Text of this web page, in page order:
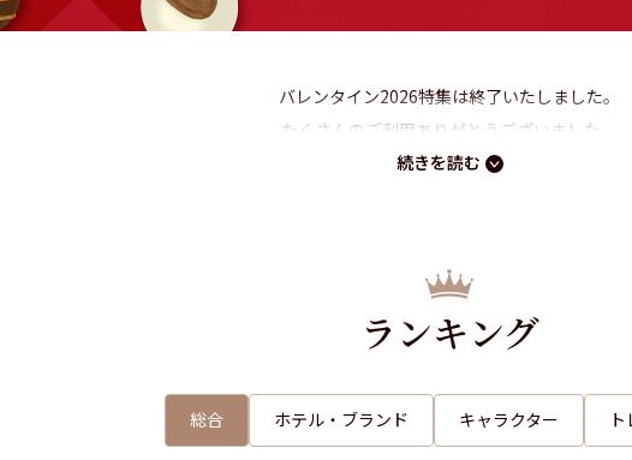
バレンタイン2026特集は終了いたしました。
たくさんのご利用ありがとうございました。
デザインと特別なコラボレーションで話題になるキャラクターチョコなど大切な
軽に贈れる友チョコや義理チョコまで、あらゆるシーンに対応するバレンタイン
イトーヨーカドーネット通販のバレンタイン2026特集で素敵なギフト
ランキング
総合 ホテル・ブランド キャラクター